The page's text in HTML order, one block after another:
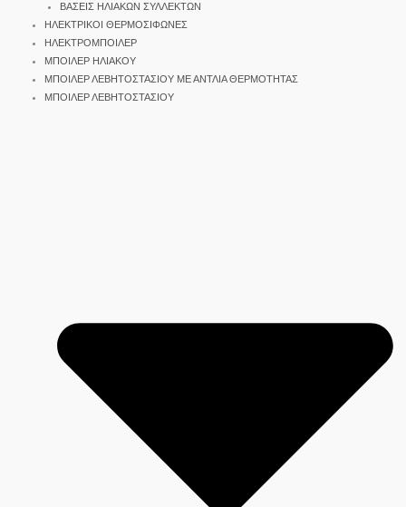
ΒΑΣΕΙΣ ΗΛΙΑΚΩΝ ΣΥΛΛΕΚΤΩΝ
ΗΛΕΚΤΡΙΚΟΙ ΘΕΡΜΟΣΙΦΩΝΕΣ
ΗΛΕΚΤΡΟΜΠΟΙΛΕΡ
ΜΠΟΙΛΕΡ ΗΛΙΑΚΟΥ
ΜΠΟΙΛΕΡ ΛΕΒΗΤΟΣΤΑΣΙΟΥ ΜΕ ΑΝΤΛΙΑ ΘΕΡΜΟΤΗΤΑΣ
ΜΠΟΙΛΕΡ ΛΕΒΗΤΟΣΤΑΣΙΟΥ